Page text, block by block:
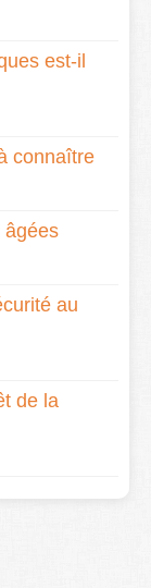
est-il
connaître
âgées
au
de la